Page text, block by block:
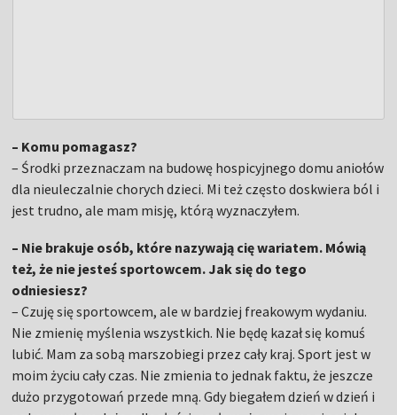
– Komu pomagasz?
– Środki przeznaczam na budowę hospicyjnego domu aniołów
dla nieuleczalnie chorych dzieci. Mi też często doskwiera ból i
jest trudno, ale mam misję, którą wyznaczyłem.
– Nie brakuje osób, które nazywają cię wariatem. Mówią
też, że nie jesteś sportowcem. Jak się do tego
odniesiesz?
– Czuję się sportowcem, ale w bardziej freakowym wydaniu.
Nie zmienię myślenia wszystkich. Nie będę kazał się komuś
lubić. Mam za sobą marszobiegi przez cały kraj. Sport jest w
moim życiu cały czas. Nie zmienia to jednak faktu, że jeszcze
dużo przygotowań przede mną. Gdy biegałem dzień w dzień i